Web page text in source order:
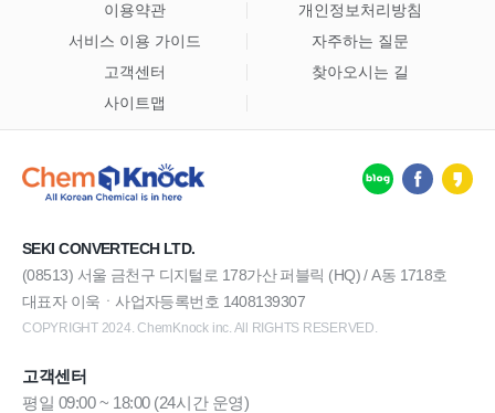
이용약관
개인정보처리방침
서비스 이용 가이드
자주하는 질문
고객센터
찾아오시는 길
사이트맵
SEKI CONVERTECH LTD.
(08513) 서울 금천구 디지털로 178가산 퍼블릭 (HQ) / A동 1718호
대표자 이욱ㆍ사업자등록번호 1408139307
COPYRIGHT 2024. ChemKnock inc. All RIGHTS RESERVED.
고객센터
평일 09:00 ~ 18:00 (24시간 운영)